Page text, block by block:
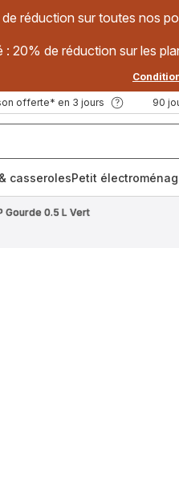
réduction sur toutes nos
: 20% de réduction sur les
offerte* en 3 jours 90
casserolesPetit
Gourde 0.5 L Vert